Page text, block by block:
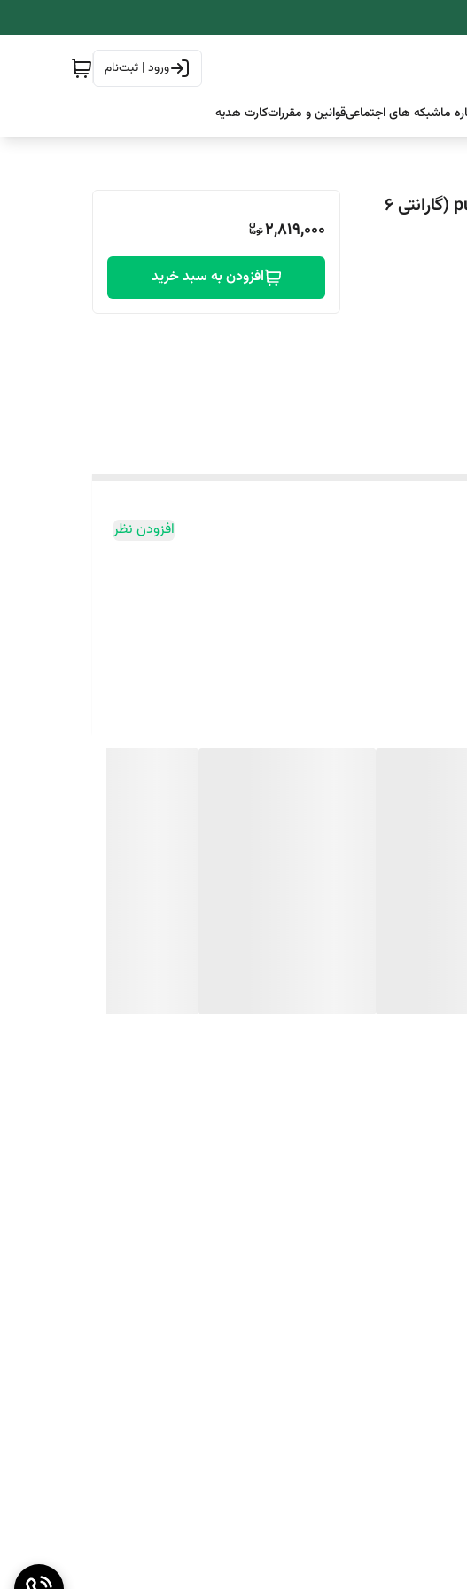
ورود | ثبت‌نام
ماشبکه های اجتماعیقوانین و مقرراتکارت هدیه
پاور بانک 20000 گرین لاین مدل pulse power 20k (گارانتی 6
2,819,000
افزودن به سبد خرید
افزودن نظر